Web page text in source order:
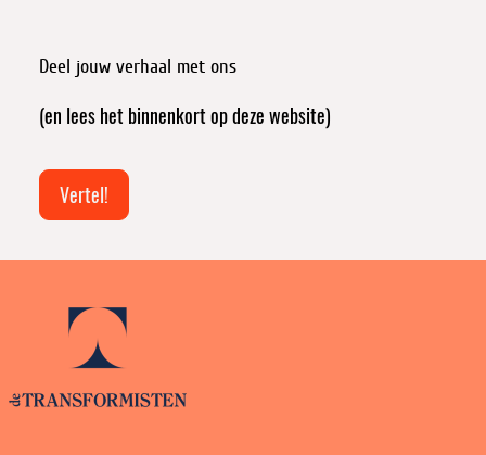
Geefhuisje
Deel jouw verhaal met ons
(en lees het binnenkort op deze website)
Vertel!